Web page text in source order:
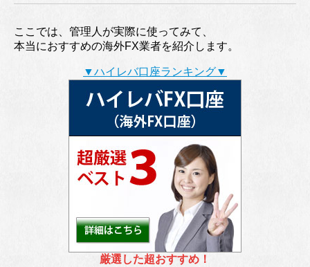
ここでは、管理人が実際に使ってみて、
本当におすすめの海外FX業者を紹介します。
▼ハイレバ口座ランキング▼
厳選した超おすすめ！